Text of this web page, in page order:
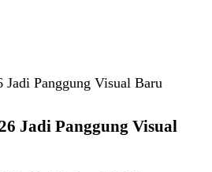
Jadi Panggung Visual